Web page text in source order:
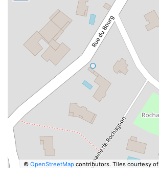
© OpenStreetMapcontributors. Tiles courtesy of